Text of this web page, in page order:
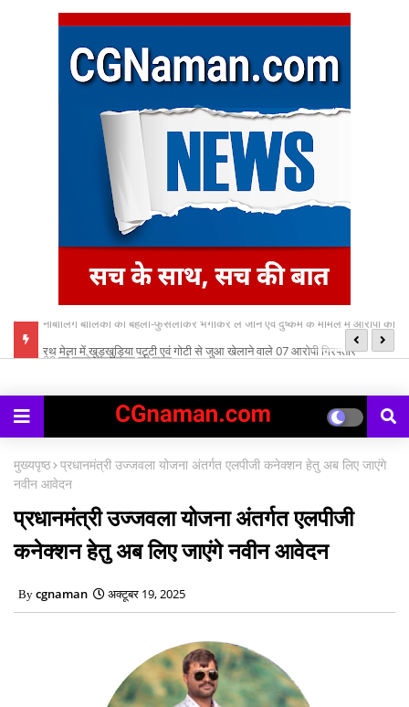
को रथ मेला में खुड़खुड़िया पट्टी एवं गोटी से जुआ खेलाने वाले 07 आरोपी गिरफ्तार
मुख्यपृष्ठ प्रधानमंत्री उज्जवला योजना अंतर्गत एलपीजी कनेक्शन हेतु अब लिए जाएंगे
नवीन आवेदन
प्रधानमंत्री उज्जवला योजना अंतर्गत एलपीजी
कनेक्शन हेतु अब लिए जाएंगे नवीन आवेदन
cgnaman अक्टूबर 19, 2025